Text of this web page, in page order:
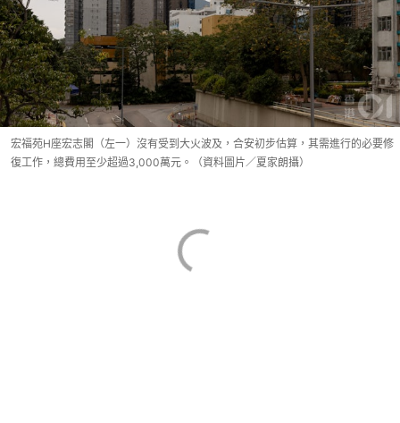
宏福苑H座宏志閣（左一）沒有受到大火波及，合安初步估算，其需進行的必要修
復工作，總費用至少超過3,000萬元。（資料圖片／夏家朗攝）